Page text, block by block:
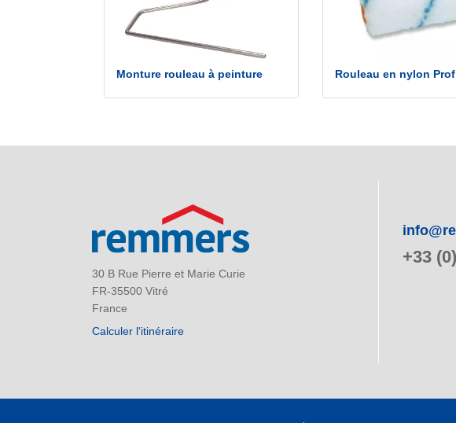
Monture rouleau à peinture Rouleau en nylon
30 B Rue Pierre et Marie Curie
FR-35500 Vitré
France
Calculer l'itinéraire
+33